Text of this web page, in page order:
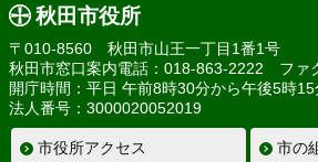
秋田市役所
〒010-8560 秋田市山王一丁目1番1号
秋田市窓口案内電話：018-863-2222 ファ
開庁時間：平日 午前8時30分から午後5時15
法人番号：3000020052019
市役所アクセス 市の